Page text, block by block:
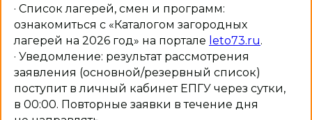
· Список лагерей, смен и программ:
ознакомиться с «Каталогом загородных
лагерей на 2026 год» на портале leto73.ru.
· Уведомление: результат рассмотрения
заявления (основной/резервный список)
поступит в личный кабинет ЕПГУ через сутки,
в 00:00. Повторные заявки в течение дня